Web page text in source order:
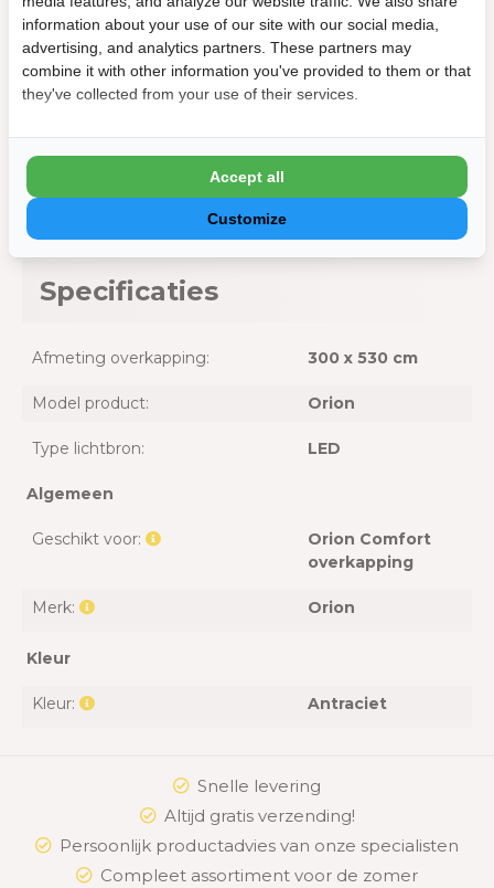
Dimbare LED-strips voor functioneel en sfeervol
licht
Eenvoudige bediening via afstandsbediening of app
Makkelijke installatie aan je Orion overkapping
Weerbestendig en geschikt voor permanent
Energiezuinig met lange levensduur
Let op: alleen geschikt voor Orion overkappingen
Specificaties
Afmeting overkapping: 300 x 530 cm
Model product: Orion
Type lichtbron: LED
Algemeen
Geschikt voor:
Orion Comfort
overkapping
Merk: Orion
Kleur
Kleur: Antraciet
Snelle levering
Altijd gratis verzending!
Persoonlijk productadvies van onze specialisten
Compleet assortiment voor de zomer
information about your use of our site with our social media,
advertising, and analytics partners. These partners may
combine it with other information you've provided to them or that
they've collected from your use of their services.
Customize
Accept all